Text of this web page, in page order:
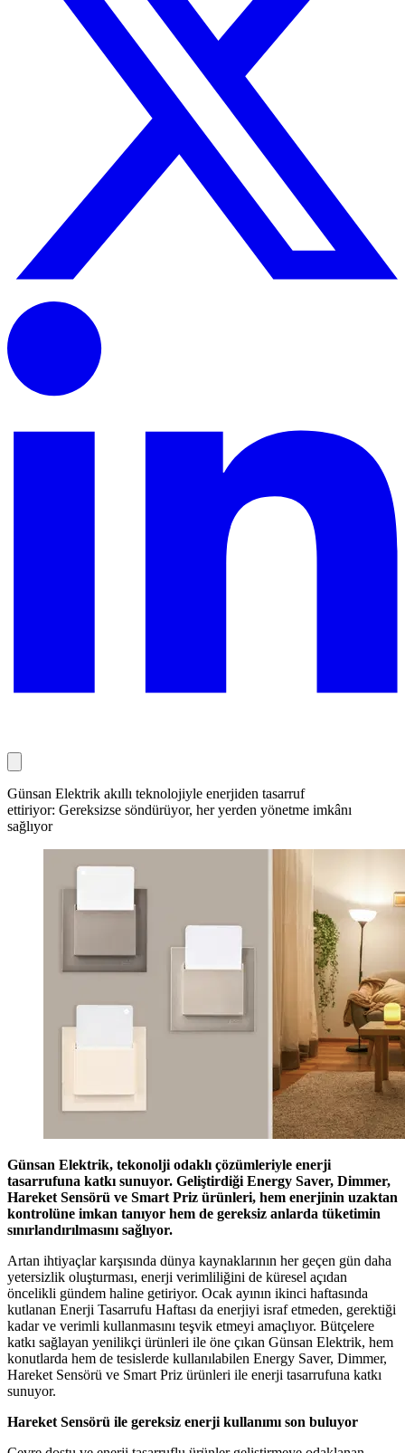
Günsan Elektrik akıllı teknolojiyle enerjiden tasarruf
ettiriyor: Gereksizse söndürüyor, her yerden yönetme imkânı
sağlıyor
Günsan Elektrik, tekonolji odaklı çözümleriyle enerji
tasarrufuna katkı sunuyor. Geliştirdiği Energy Saver, Dimmer,
Hareket Sensörü ve Smart Priz ürünleri, hem enerjinin uzaktan
kontrolüne imkan tanıyor hem de gereksiz anlarda tüketimin
sınırlandırılmasını sağlıyor.
Artan ihtiyaçlar karşısında dünya kaynaklarının her geçen gün daha
yetersizlik oluşturması, enerji verimliliğini de küresel açıdan
öncelikli gündem haline getiriyor. Ocak ayının ikinci haftasında
kutlanan Enerji Tasarrufu Haftası da enerjiyi israf etmeden, gerektiği
kadar ve verimli kullanmasını teşvik etmeyi amaçlıyor. Bütçelere
katkı sağlayan yenilikçi ürünleri ile öne çıkan Günsan Elektrik, hem
konutlarda hem de tesislerde kullanılabilen Energy Saver, Dimmer,
Hareket Sensörü ve Smart Priz ürünleri ile enerji tasarrufuna katkı
sunuyor.
Hareket Sensörü ile gereksiz enerji kullanımı son buluyor